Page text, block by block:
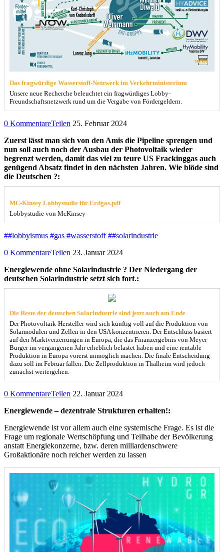
Das fragwürdige Wasserstoff-Netzwerk im Verkehrministerium
Unsere neue Recherche beleuchtet ein fragwürdiges Lobby-
Freundschaftsnetzwerk rund um die Vergabe von Fördergeldern.
0 KommentareTeilen 25. Februar 2024
Zuerst lässt man sich von den Amis die Pipeline sprengen und
nun soll auch noch der Ausbau der Photovoltaik wieder
begrenzt werden, damit das viel zu teure US Frackinggas auch
genügend Absatz findet in den nächsten Jahren. Wie blöde sind
die Deutschen ?:
MC-Kinsey Lobbystudie für Erdgas.pdf
Lobbystudie von McKinsey
##lobbyismus #gas #wasserstoff ##solarindustrie
0 KommentareTeilen 23. Januar 2024
Energiewende ohne Solarindustrie ? Der Niedergang der
deutschen Solarindustrie setzt sich fort.:
Die Reste der deutschen Solarindustrie sind jetzt auch am Ende
Der Photovoltaik-Hersteller wird sich künftig voll auf die Produktion von
Solarmodulen und Zellen in den USA konzentrieren. Der Entschluss basiert
auf den Marktverzerrungen in Europa, die das Finanzergebnis von Meyer
Burger im vergangenen Jahr erheblich belastet haben und eine rentable
Produktion in Europa vorerst unmöglich machen. Die finale Entscheidung
dazu soll im Februar fallen. Die Zellproduktion in Thalheim wird jedoch
zunächst weitergehen.
0 KommentareTeilen 22. Januar 2024
Energiewende – dezentrale Strukturen erhalten!:
Energiewende ist vor allem auch eine systemische Frage. Es ist die
Frage um regionale Wertschöpfung und Teilhabe der Bevölkerung
anstatt Energiekonzerne, bzw. deren milliardenschwere
Großaktionäre noch reicher werden zu lassen